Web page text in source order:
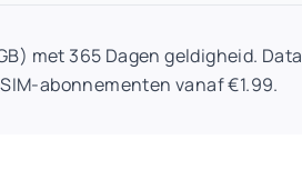
met 365 Dagen geldigheid. Data
abonnementen vanaf €1.99.